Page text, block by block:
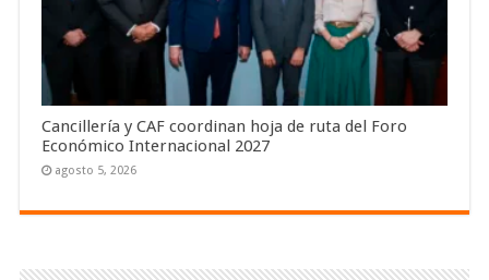
Cancillería y CAF coordinan hoja de ruta del Foro
Económico Internacional 2027
agosto 5, 2026